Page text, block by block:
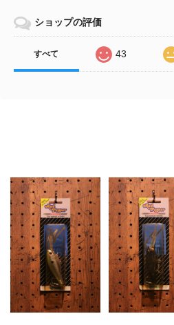
ショップの評価
すべて 43